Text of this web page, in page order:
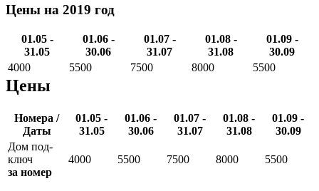
Цены на 2019 год
01.05 -
31.05
01.06 -
30.06
01.07 -
31.07
01.08 -
31.08
01.09 -
30.09
4000
5500 7500 8000 5500
Цены
Номера /
Даты
01.05 -
31.05
01.06 -
30.06
01.07 -
31.07
01.08 -
31.08
01.09 -
30.09
Дом под-
ключ
за номер
4000 5500 7500 8000 5500